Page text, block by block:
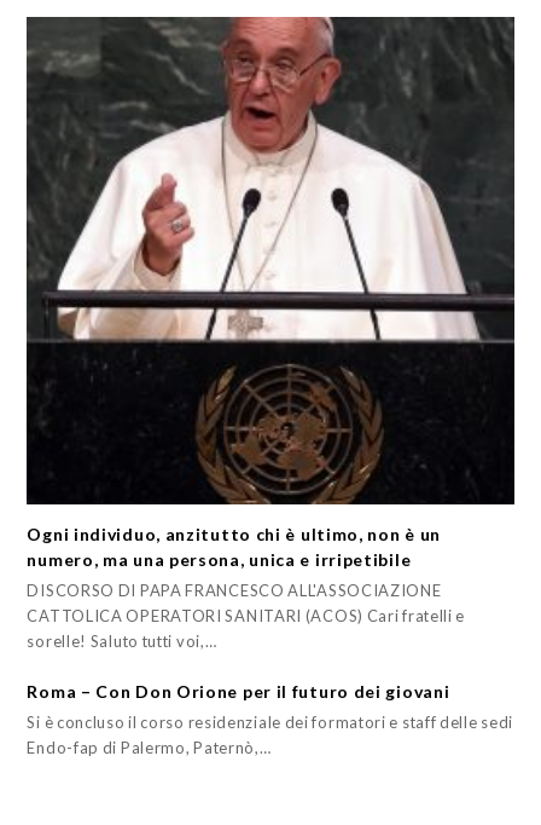
Ogni individuo, anzitutto chi è ultimo, non è un
numero, ma una persona, unica e irripetibile
DISCORSO DI PAPA FRANCESCO ALL'ASSOCIAZIONE
CATTOLICA OPERATORI SANITARI (ACOS) Cari fratelli e
sorelle! Saluto tutti voi,…
Roma – Con Don Orione per il futuro dei giovani
Si è concluso il corso residenziale dei formatori e staff delle sedi
Endo-fap di Palermo, Paternò,…